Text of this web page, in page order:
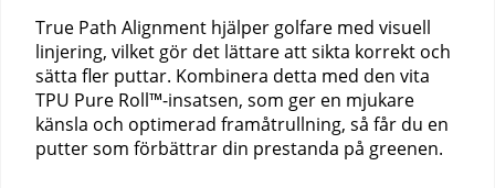
True Path Alignment hjälper golfare med visuell
linjering, vilket gör det lättare att sikta korrekt och
sätta fler puttar. Kombinera detta med den vita
TPU Pure Roll™-insatsen, som ger en mjukare
känsla och optimerad framåtrullning, så får du en
putter som förbättrar din prestanda på greenen.